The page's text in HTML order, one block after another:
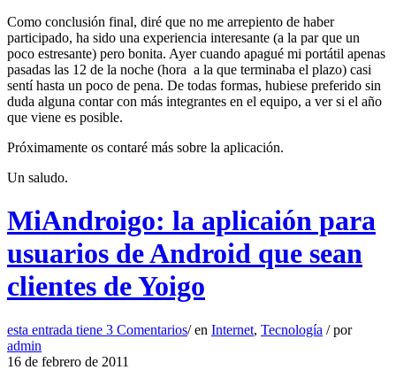
Como conclusión final, diré que no me arrepiento de haber
participado, ha sido una experiencia interesante (a la par que un
poco estresante) pero bonita. Ayer cuando apagué mi portátil apenas
pasadas las 12 de la noche (hora a la que terminaba el plazo) casi
sentí hasta un poco de pena. De todas formas, hubiese preferido sin
duda alguna contar con más integrantes en el equipo, a ver si el año
que viene es posible.
Próximamente os contaré más sobre la aplicación.
Un saludo.
MiAndroigo: la aplicaión para
usuarios de Android que sean
clientes de Yoigo
esta entrada tiene 3 Comentarios/ en Internet, Tecnología / por
admin
16 de febrero de 2011